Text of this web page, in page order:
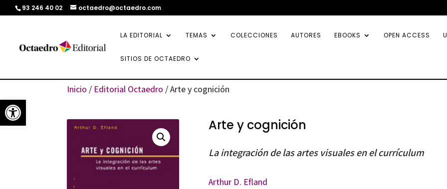
Abrir barra de herramientas
93 246 40 02 octaedro@octaedro.com
LA EDITORIAL TEMAS COLECCIONES AUTORES EBOOKS OPEN ACCESS
SITIOS DE OCTAEDRO
Inicio / Editorial Octaedro / Arte y cognición
Arte y cognición
La integración de las artes visuales en el currículum
Arthur D. Efland